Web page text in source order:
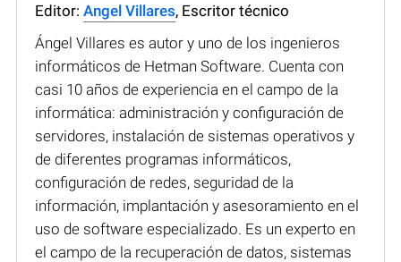
Editor: Angel Villares, Escritor técnico
Ángel Villares es autor y uno de los ingenieros
informáticos de Hetman Software. Cuenta con
casi 10 años de experiencia en el campo de la
informática: administración y configuración de
servidores, instalación de sistemas operativos y
de diferentes programas informáticos,
configuración de redes, seguridad de la
información, implantación y asesoramiento en el
uso de software especializado. Es un experto en
el campo de la recuperación de datos, sistemas